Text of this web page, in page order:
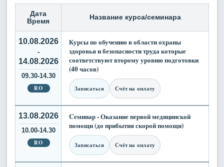
Дата
Время
Название курса/семинара
10.08.2026
-
14.08.2026
09.30-14.30
RO
Курсы по обучению в области охраны
здоровья и безопасности труда которые
соответствуют второму уровню подготовки
(40 часов)
Записаться Счёт на оплату
13.08.2026
10.00-14.30
RO
Cеминар - Оказание первой медицинской
помощи (до прибытия скорой помощи)
Записаться Счёт на оплату